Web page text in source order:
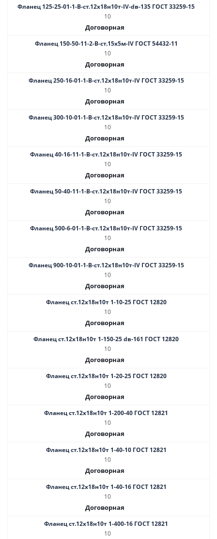
Фланец 125-25-01-1-B-ст.12х18н10т-IV-dв-135 ГОСТ 33259-15
10
Договорная
Фланец 150-50-11-2-B-ст.15х5м-IV ГОСТ 54432-11
10
Договорная
Фланец 250-16-01-1-B-ст.12х18н10т-IV ГОСТ 33259-15
10
Договорная
Фланец 300-10-01-1-В-ст.12х18н10т-IV ГОСТ 33259-15
10
Договорная
Фланец 40-16-11-1-B-ст.12х18н10т-IV ГОСТ 33259-15
10
Договорная
Фланец 50-40-11-1-B-ст.12х18н10т-IV ГОСТ 33259-15
10
Договорная
Фланец 500-6-01-1-В-ст.12х18н10т-IV ГОСТ 33259-15
10
Договорная
Фланец 900-10-01-1-В-ст.12х18н10т-IV ГОСТ 33259-15
10
Договорная
Фланец ст.12х18н10т 1-10-25 ГОСТ 12820
10
Договорная
Фланец ст.12х18н10т 1-150-25 dв-161 ГОСТ 12820
10
Договорная
Фланец ст.12х18н10т 1-20-25 ГОСТ 12820
10
Договорная
Фланец ст.12х18н10т 1-200-40 ГОСТ 12821
10
Договорная
Фланец ст.12х18н10т 1-40-10 ГОСТ 12821
10
Договорная
Фланец ст.12х18н10т 1-40-16 ГОСТ 12821
10
Договорная
Фланец ст.12х18н10т 1-400-16 ГОСТ 12821
10